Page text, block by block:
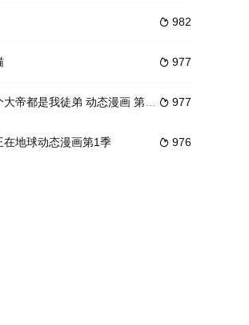
少年，这次能否打破神
念，在路遇小混混为爱出头之后，北鸣身受重伤，
 982
 977
 977
帝都是我徒弟 动态漫画 第2季
 976
在地球动态漫画第1季